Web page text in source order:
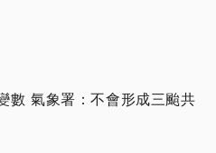
數 氣象署：不會形成三颱共